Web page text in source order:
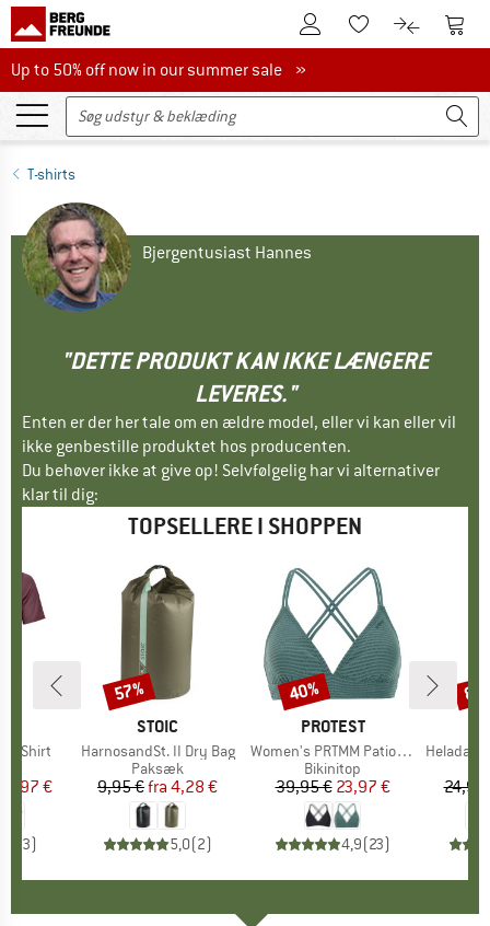
Til kundekontoenTil huskesedlen.
Til Til
Up to 50% off now in our summer sale
Up to 50% off now in our summer sale »
T-shirts
Bjergentusiast Hannes
"DETTE PRODUKT KAN IKKE LÆNGERE
LEVERES."
Enten er der her tale om en ældre model, eller vi kan eller vil
ikke genbestille produktet hos producenten.
Du behøver ikke at give op! Selvfølgelig har vi alternativer
klar til dig:
TOPSELLERE I SHOPPEN
T-Shirt
pris
€
3)
MÆRKE
STOIC
Artikel
HarnosandSt. II Dry Bag
Produktgruppe
Paksæk
Pris
9,95 € Nedsat pris
fra 4,28 €
5,0(2)
Rabat
57%
MÆRKE
PROTEST
Artikel
Women's PRTMM Patio Triangle
Produktgruppe
Bikinitop
Pris
39,95 €Nedsat pris
23,97 €
4,9(23)
Rabat
40%
Artikel
HeladagenSt.
24,95